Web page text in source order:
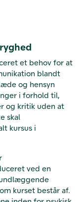
et behov for at
blandt
og hensyn
i forhold til,
og kritik uden at
skal
kursus i
ved en
kurset består af.